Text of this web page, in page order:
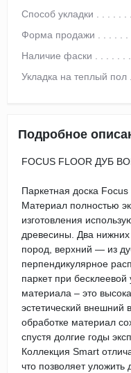
Способ укладки
Форма продажи
Наличие фаски
Укладка на теплый пол
Подробное
FOCUS FLOOR ДУБ
Паркетная доска
Материал полностью
изготовления
древесины. Два
пород, верхний — из
перпендикулярное
паркет при
материала – это
эстетический внешний
обработке материал
спустя долгие годы
Коллекция Smart
что позволяет уложить